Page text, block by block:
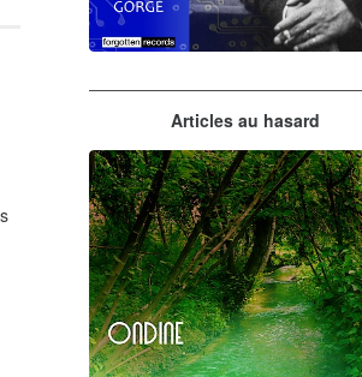
Claude Debussy
Francis Gorgé
Articles au hasard